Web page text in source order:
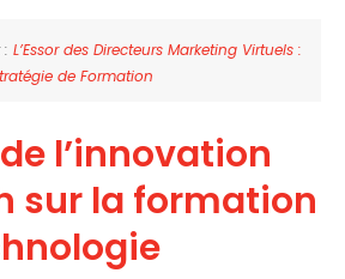
L’Essor des Directeurs Marketing Virtuels :
de Formation
l’innovation
sur la formation